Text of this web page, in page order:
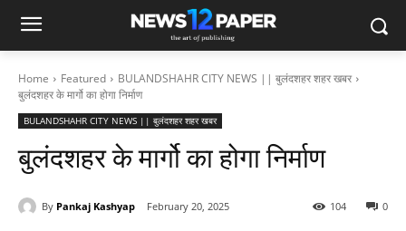
Home Featured
BULANDSHAHR CITY NEWS || बुलंदशहर शहर खबर
बुलंदशहर के मार्गो का होगा निर्माण
BULANDSHAHR CITY NEWS || बुलंदशहर शहर खबर
बुलंदशहर के मार्गो का होगा निर्माण
By Pankaj Kashyap February 20, 2025 0
104